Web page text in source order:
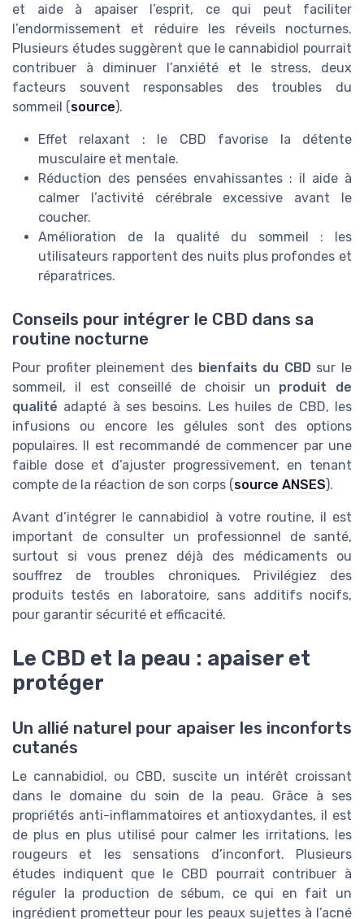
et aide à apaiser l’esprit, ce qui peut faciliter
l’endormissement et réduire les réveils nocturnes.
Plusieurs études suggèrent que le cannabidiol pourrait
contribuer à diminuer l’anxiété et le stress, deux
facteurs souvent responsables des troubles du
sommeil (source).
Effet relaxant : le CBD favorise la détente
musculaire et mentale.
Réduction des pensées envahissantes : il aide à
calmer l’activité cérébrale excessive avant le
coucher.
Amélioration de la qualité du sommeil : les
utilisateurs rapportent des nuits plus profondes et
réparatrices.
Conseils pour intégrer le CBD dans sa
routine nocturne
Pour profiter pleinement des bienfaits du CBD sur le
sommeil, il est conseillé de choisir un produit de
qualité adapté à ses besoins. Les huiles de CBD, les
infusions ou encore les gélules sont des options
populaires. Il est recommandé de commencer par une
faible dose et d’ajuster progressivement, en tenant
compte de la réaction de son corps (source ANSES).
Avant d’intégrer le cannabidiol à votre routine, il est
important de consulter un professionnel de santé,
surtout si vous prenez déjà des médicaments ou
souffrez de troubles chroniques. Privilégiez des
produits testés en laboratoire, sans additifs nocifs,
pour garantir sécurité et efficacité.
Le CBD et la peau : apaiser et
protéger
Un allié naturel pour apaiser les inconforts
cutanés
Le cannabidiol, ou CBD, suscite un intérêt croissant
dans le domaine du soin de la peau. Grâce à ses
propriétés anti-inflammatoires et antioxydantes, il est
de plus en plus utilisé pour calmer les irritations, les
rougeurs et les sensations d’inconfort. Plusieurs
études indiquent que le CBD pourrait contribuer à
réguler la production de sébum, ce qui en fait un
ingrédient prometteur pour les peaux sujettes à l’acné